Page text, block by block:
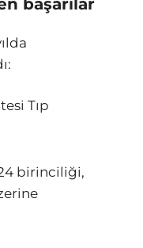
başarılar
Tıp
birinciliği,